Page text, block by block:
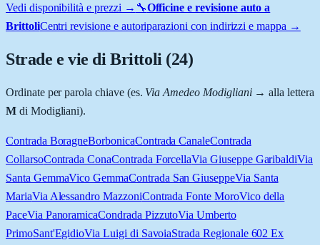
Vedi disponibilità e prezzi → 🔧Officine e revisione auto a
BrittoliCentri revisione e autoriparazioni con indirizzi e mappa →
Strade e vie diBrittoli (24)
Ordinate per parola chiave (es. Via Amedeo Modigliani→ alla lettera
Mdi Modigliani).
Contrada BoragneBorbonicaContrada CanaleContrada
CollarsoContrada ConaContrada ForcellaVia Giuseppe GaribaldiVia
Santa GemmaVico GemmaContrada San GiuseppeVia Santa
MariaVia Alessandro MazzoniContrada Fonte MoroVico della
PaceVia PanoramicaCondrada PizzutoVia Umberto
PrimoSant'EgidioVia Luigi di SavoiaStrada Regionale 602 Ex